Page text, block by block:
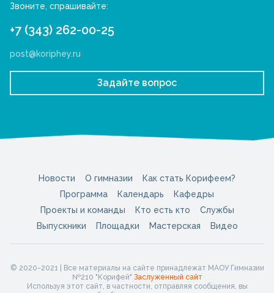
Звоните, спрашивайте:
+7 (343) 262-00-25
post@koriphey.ru
Задайте вопрос
Новости О гимназии
Как стать Корифеем?
Программа
Календарь
Кафедры
Проекты и команды
Кто есть кто
Службы
Выпускники
Площадки Мастерская Видео
© 2020-2021 | Все материалы на сайте принадлежат МАОУ Гимназии
№210 "Корифей" Заслуженный сайт
Используя этот сайт, в частности, отправляя сообщения, вы